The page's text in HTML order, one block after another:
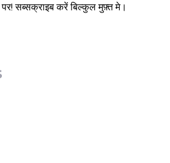
सब्सक्राइब करें बिल्कुल मुफ़्त मे।